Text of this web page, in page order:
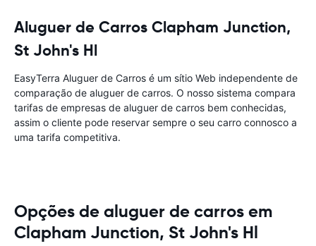
Aluguer de Carros Clapham Junction,
St John's Hl
EasyTerra Aluguer de Carros é um sítio Web independente de
comparação de aluguer de carros. O nosso sistema compara
tarifas de empresas de aluguer de carros bem conhecidas,
assim o cliente pode reservar sempre o seu carro connosco a
uma tarifa competitiva.
Opções de aluguer de carros em
Clapham Junction, St John's Hl